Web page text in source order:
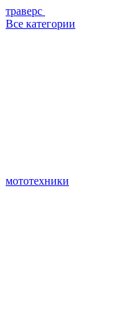
траверс
Все категории
мототехники